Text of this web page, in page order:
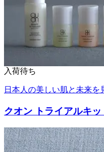
入荷待ち
日本人の美しい肌と未来
クオン トライアルキッ